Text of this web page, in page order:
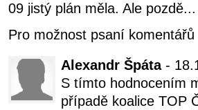
09 jistý plán měla. Ale pozdě...
Pro možnost psaní komentářů
Alexandr Špáta-
S tímto hodnocením
případě koalice TOP